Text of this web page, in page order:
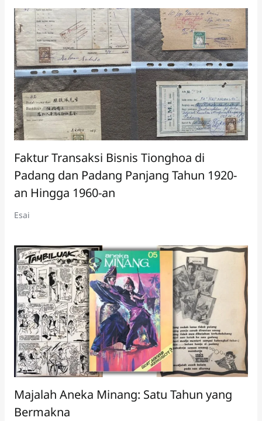
Faktur Transaksi Bisnis Tionghoa di
Padang dan Padang Panjang Tahun 1920-
an Hingga 1960-an
Esai
Majalah Aneka Minang: Satu Tahun yang
Bermakna